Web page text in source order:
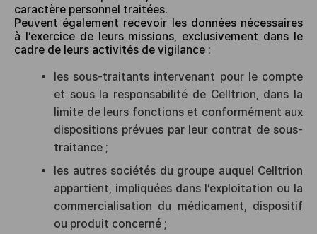
caractère personnel traitées.
Peuvent également recevoir les données nécessaires
à l’exercice de leurs missions, exclusivement dans le
cadre de leurs activités de vigilance :
les sous-traitants intervenant pour le compte
et sous la responsabilité de Celltrion, dans la
limite de leurs fonctions et conformément aux
dispositions prévues par leur contrat de sous-
traitance ;
les autres sociétés du groupe auquel Celltrion
appartient, impliquées dans l’exploitation ou la
commercialisation du médicament, dispositif
ou produit concerné ;